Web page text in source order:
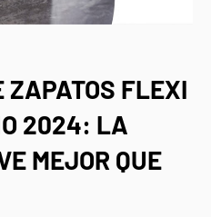
ZAPATOS FLEXI
2024: LA
MEJOR QUE